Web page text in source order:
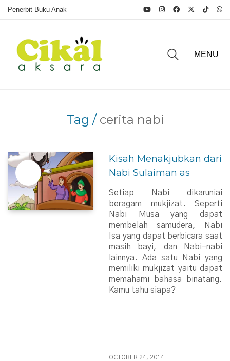
Penerbit Buku Anak
MENU
Tag / cerita nabi
Kisah Menakjubkan dari
Nabi Sulaiman as
Setiap Nabi dikaruniai
beragam mukjizat. Seperti
Nabi Musa yang dapat
membelah samudera, Nabi
Isa yang dapat berbicara saat
masih bayi, dan Nabi-nabi
lainnya. Ada satu Nabi yang
memiliki mukjizat yaitu dapat
memahami bahasa binatang.
Kamu tahu siapa?
OCTOBER 24, 2014